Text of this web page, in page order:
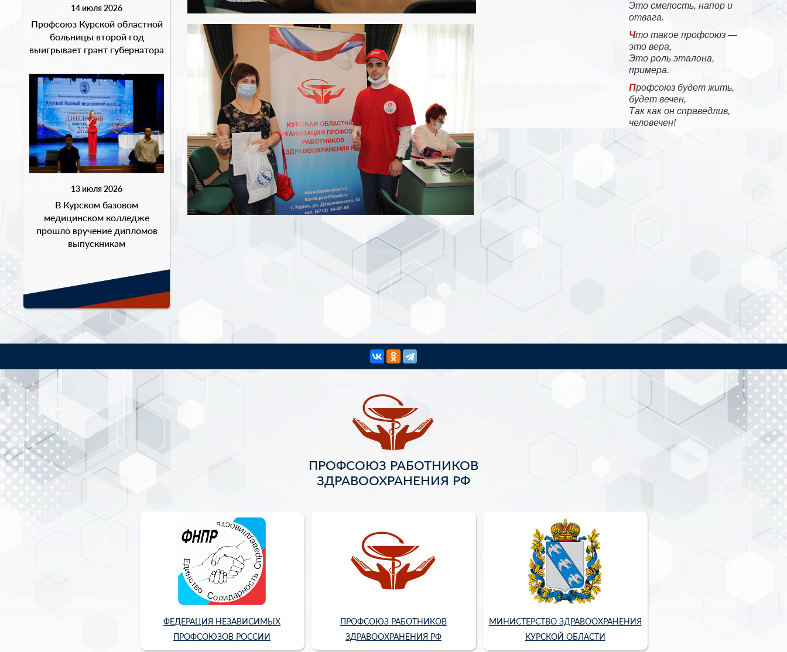
14 июля 2026
Профсоюз Курской областной
больницы второй год
выигрывает грант губернатора
13 июля 2026
В Курском базовом
медицинском колледже
прошло вручение дипломов
выпускникам
Это смелость, напор и
отвага.
Что такое профсоюз —
это вера,
Это роль эталона,
примера.
Профсоюз будет жить,
будет вечен,
Так как он справедлив,
человечен!
ПРОФСОЮЗ РАБОТНИКОВ
ЗДРАВООХРАНЕНИЯ РФ
ФЕДЕРАЦИЯ НЕЗАВИСИМЫХ
ПРОФСОЮЗОВ РОССИИ
ПРОФСОЮЗ РАБОТНИКОВ
ЗДРАВООХРАНЕНИЯ РФ
МИНИСТЕРСТВО ЗДРАВООХРАНЕНИЯ
КУРСКОЙ ОБЛАСТИ